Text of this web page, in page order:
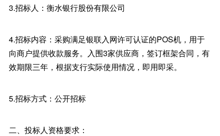
3.招标人：衡水银行股份有限公司
4.招标内容：采购满足银联入网许可认证的POS机，用于
向商户提供收款服务。入围3家供应商，签订框架合同，有
效期限三年，根据支行实际使用情况，即用即采。
5.招标方式：公开招标
二、投标人资格要求：